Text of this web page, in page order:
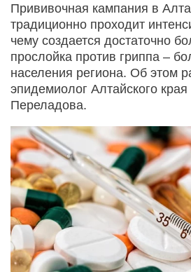
Прививочная кампания в
традиционно проходит
чему создается достаточно
прослойка против гриппа –
населения региона. Об этом
эпидемиолог Алтайского
Переладова.